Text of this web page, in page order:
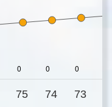
75 74 73